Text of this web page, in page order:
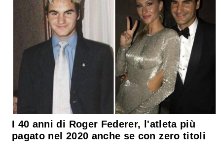
I 40 anni di Roger Federer, l'atleta più
pagato nel 2020 anche se con zero titoli